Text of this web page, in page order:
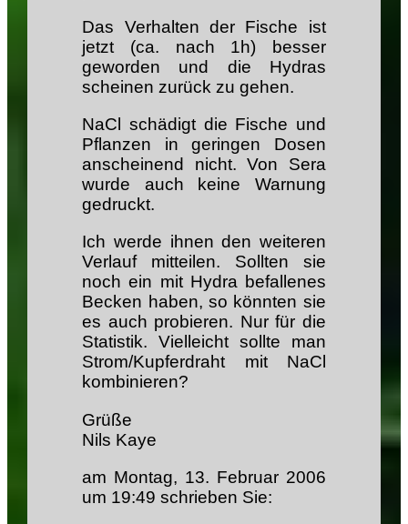
Das Verhalten der Fische ist
jetzt (ca. nach 1h) besser
geworden und die Hydras
scheinen zurück zu gehen.
NaCl schädigt die Fische und
Pflanzen in geringen Dosen
anscheinend nicht. Von Sera
wurde auch keine Warnung
gedruckt.
Ich werde ihnen den weiteren
Verlauf mitteilen. Sollten sie
noch ein mit Hydra befallenes
Becken haben, so könnten sie
es auch probieren. Nur für die
Statistik. Vielleicht sollte man
Strom/Kupferdraht mit NaCl
kombinieren?
Grüße
Nils Kaye
am Montag, 13. Februar 2006
um 19:49 schrieben Sie: